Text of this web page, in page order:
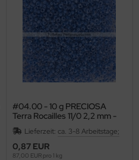
#04.00 - 10 g PRECIOSA
Terra Rocailles 11/0 2,2 mm -
Crystal/Sapphire-Lined
Lieferzeit: ca. 3-8 Arbeitstage;
0,87 EUR
87,00 EUR pro 1 kg